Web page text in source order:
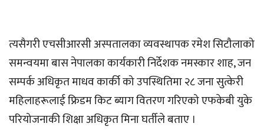
त्यसैगरी एचसीआरसी अस्पतालका व्यवस्थापक रमेश सिटौलाको
समन्वयमा बास नेपालका कार्यकारी निर्देशक नमस्कार शाह, जन
सम्पर्क अधिकृत माधव कार्की को उपस्थितिमा २८ जना सुत्केरी
महिलाहरूलाई फ्रिडम किट ब्याग वितरण गरिएको एफकेबी युके
परियोजनाकी शिक्षा अधिकृत मिना घर्तीले बताए ।